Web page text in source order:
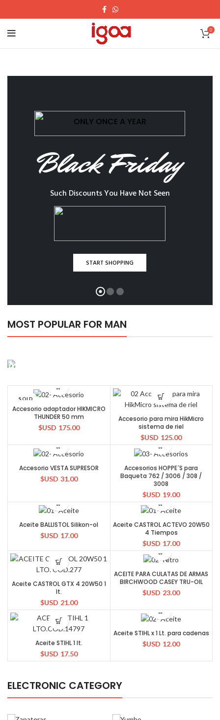
0
Black Friday
ONLY ONCE A YEAR
Such Discounts You Have Not Seen
START SHOPPING
MOST POPULAR FOR MAN
All Jackets Discount- 30%
READ MORE
SOLD
Accesorio adaptador HIKMICRO
THUNDER 50 mm
$USD 175.00
Accesorio para mira HikMicro
sistema de riel
$USD 125.00
Accesorio VESTA SUPRESOR
$USD 31.00
Accesorios HOPPE´S para
Baqueta 762 / 3006 / 308 /
3008
$USD 19.00
Aceite BALLISTOL Silikon-ol
$USD 17.00
Aceite CASTROL ACTEVO 20W50
4 Tiempos
$USD 17.00
Aceite CASTROL GTX 4 20W50 1
lt.
$USD 21.00
ACEITE PARA CULATAS DE ARMAS
BIRCHWOOD CASEY TRU-OIL
$USD 23.00
Aceite STIHL 1 lt.
$USD 17.50
Aceite STIHL x 1 Lt. para cadenas
$USD 12.00
ELECTRONIC CATEGORY